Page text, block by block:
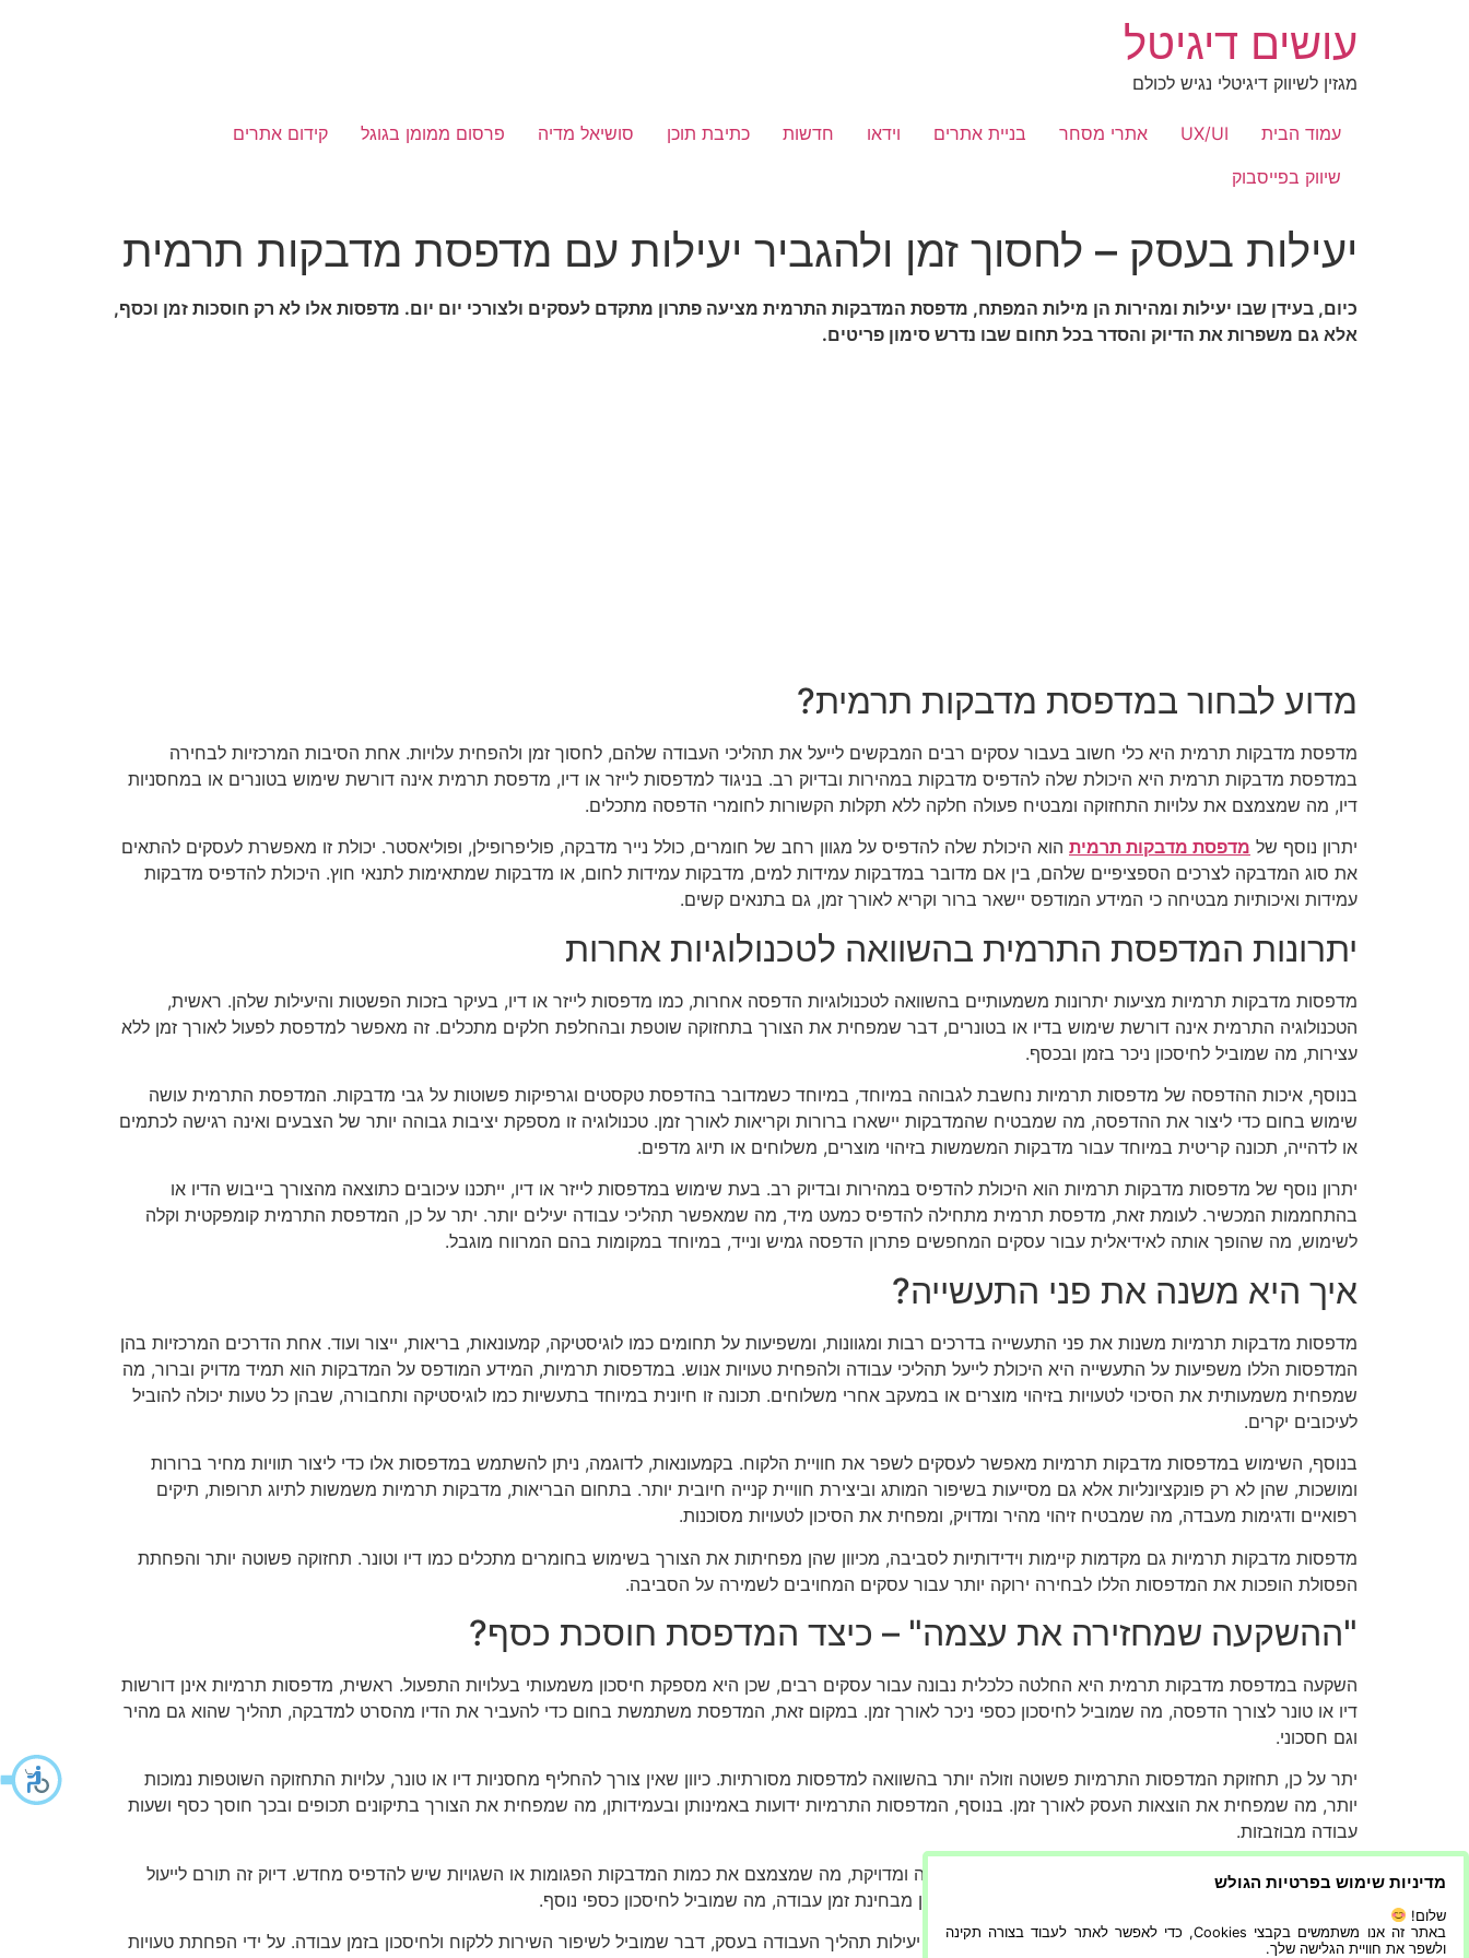
עושים דיגיטל
מגזין לשיווק דיגיטלי נגיש לכולם
עמוד הבית UX/UI אתרי מסחר בניית אתרים וידאו חדשות כתיבת תוכן סושיאל מדיה פרסום ממומן בגוגל
קידום אתרים
שיווק בפייסבוק
יעילות בעסק – לחסוך זמן ולהגביר יעילות עם מדפסת מדבקות תרמית
כיום, בעידן שבו יעילות ומהירות הן מילות המפתח, מדפסת המדבקות התרמית מציעה פתרון מתקדם לעסקים ולצורכי יום יום. מדפסות אלו לא רק חוסכות זמן וכסף,
אלא גם משפרות את הדיוק והסדר בכל תחום שבו נדרש סימון פריטים.
מדוע לבחור במדפסת מדבקות תרמית?
מדפסת מדבקות תרמית היא כלי חשוב בעבור עסקים רבים המבקשים לייעל את תהליכי העבודה שלהם, לחסוך זמן ולהפחית עלויות. אחת הסיבות המרכזיות לבחירה
במדפסת מדבקות תרמית היא היכולת שלה להדפיס מדבקות במהירות ובדיוק רב. בניגוד למדפסות לייזר או דיו, מדפסת תרמית אינה דורשת שימוש בטונרים או במחסניות
דיו, מה שמצמצם את עלויות התחזוקה ומבטיח פעולה חלקה ללא תקלות הקשורות לחומרי הדפסה מתכלים.
יתרון נוסף של מדפסת מדבקות תרמית הוא היכולת שלה להדפיס על מגוון רחב של חומרים, כולל נייר מדבקה, פוליפרופילן, ופוליאסטר. יכולת זו מאפשרת לעסקים להתאים
את סוג המדבקה לצרכים הספציפיים שלהם, בין אם מדובר במדבקות עמידות למים, מדבקות עמידות לחום, או מדבקות שמתאימות לתנאי חוץ. היכולת להדפיס מדבקות
עמידות ואיכותיות מבטיחה כי המידע המודפס יישאר ברור וקריא לאורך זמן, גם בתנאים קשים.
יתרונות המדפסת התרמית בהשוואה לטכנולוגיות אחרות
מדפסות מדבקות תרמיות מציעות יתרונות משמעותיים בהשוואה לטכנולוגיות הדפסה אחרות, כמו מדפסות לייזר או דיו, בעיקר בזכות הפשטות והיעילות שלהן. ראשית,
הטכנולוגיה התרמית אינה דורשת שימוש בדיו או בטונרים, דבר שמפחית את הצורך בתחזוקה שוטפת ובהחלפת חלקים מתכלים. זה מאפשר למדפסת לפעול לאורך זמן ללא
עצירות, מה שמוביל לחיסכון ניכר בזמן ובכסף.
בנוסף, איכות ההדפסה של מדפסות תרמיות נחשבת לגבוהה במיוחד, במיוחד כשמדובר בהדפסת טקסטים וגרפיקות פשוטות על גבי מדבקות. המדפסת התרמית עושה
שימוש בחום כדי ליצור את ההדפסה, מה שמבטיח שהמדבקות יישארו ברורות וקריאות לאורך זמן. טכנולוגיה זו מספקת יציבות גבוהה יותר של הצבעים ואינה רגישה לכתמים
או לדהייה, תכונה קריטית במיוחד עבור מדבקות המשמשות בזיהוי מוצרים, משלוחים או תיוג מדפים.
יתרון נוסף של מדפסות מדבקות תרמיות הוא היכולת להדפיס במהירות ובדיוק רב. בעת שימוש במדפסות לייזר או דיו, ייתכנו עיכובים כתוצאה מהצורך בייבוש הדיו או
בהתחממות המכשיר. לעומת זאת, מדפסת תרמית מתחילה להדפיס כמעט מיד, מה שמאפשר תהליכי עבודה יעילים יותר. יתר על כן, המדפסת התרמית קומפקטית וקלה
לשימוש, מה שהופך אותה לאידיאלית עבור עסקים המחפשים פתרון הדפסה גמיש ונייד, במיוחד במקומות בהם המרווח מוגבל.
איך היא משנה את פני התעשייה?
מדפסות מדבקות תרמיות משנות את פני התעשייה בדרכים רבות ומגוונות, ומשפיעות על תחומים כמו לוגיסטיקה, קמעונאות, בריאות, ייצור ועוד. אחת הדרכים המרכזיות בהן
המדפסות הללו משפיעות על התעשייה היא היכולת לייעל תהליכי עבודה ולהפחית טעויות אנוש. במדפסות תרמיות, המידע המודפס על המדבקות הוא תמיד מדויק וברור, מה
שמפחית משמעותית את הסיכוי לטעויות בזיהוי מוצרים או במעקב אחרי משלוחים. תכונה זו חיונית במיוחד בתעשיות כמו לוגיסטיקה ותחבורה, שבהן כל טעות יכולה להוביל
לעיכובים יקרים.
בנוסף, השימוש במדפסות מדבקות תרמיות מאפשר לעסקים לשפר את חוויית הלקוח. בקמעונאות, לדוגמה, ניתן להשתמש במדפסות אלו כדי ליצור תוויות מחיר ברורות
ומושכות, שהן לא רק פונקציונליות אלא גם מסייעות בשיפור המותג וביצירת חוויית קנייה חיובית יותר. בתחום הבריאות, מדבקות תרמיות משמשות לתיוג תרופות, תיקים
רפואיים ודגימות מעבדה, מה שמבטיח זיהוי מהיר ומדויק, ומפחית את הסיכון לטעויות מסוכנות.
מדפסות מדבקות תרמיות גם מקדמות קיימות וידידותיות לסביבה, מכיוון שהן מפחיתות את הצורך בשימוש בחומרים מתכלים כמו דיו וטונר. תחזוקה פשוטה יותר והפחתת
הפסולת הופכות את המדפסות הללו לבחירה ירוקה יותר עבור עסקים המחויבים לשמירה על הסביבה.
"ההשקעה שמחזירה את עצמה" – כיצד המדפסת חוסכת כסף?
השקעה במדפסת מדבקות תרמית היא החלטה כלכלית נבונה עבור עסקים רבים, שכן היא מספקת חיסכון משמעותי בעלויות התפעול. ראשית, מדפסות תרמיות אינן דורשות
דיו או טונר לצורך הדפסה, מה שמוביל לחיסכון כספי ניכר לאורך זמן. במקום זאת, המדפסת משתמשת בחום כדי להעביר את הדיו מהסרט למדבקה, תהליך שהוא גם מהיר
וגם חסכוני.
יתר על כן, תחזוקת המדפסות התרמיות פשוטה וזולה יותר בהשוואה למדפסות מסורתיות. כיוון שאין צורך להחליף מחסניות דיו או טונר, עלויות התחזוקה השוטפות נמוכות
יותר, מה שמפחית את הוצאות העסק לאורך זמן. בנוסף, המדפסות התרמיות ידועות באמינותן ובעמידותן, מה שמפחית את הצורך בתיקונים תכופים ובכך חוסך כסף ושעות
עבודה מבוזבזות.
חיסכון נוסף נובע מהאפשרות להדפיס מדבקות בצורה מהירה ומדויקת, מה שמצמצם את כמות המדבקות הפגומות או השגויות שיש להדפיס מחדש. דיוק זה תורם לייעול
תהליכי העבודה ומפחית את הפסולת, הן מבחינת חומרים והן מבחינת זמן עבודה, מה שמוביל לחיסכון כספי נוסף.
בנוסף, הדיוק והמהירות של המדפסת התרמית משפרים את יעילות תהליך העבודה בעסק, דבר שמוביל לשיפור השירות ללקוח ולחיסכון בזמן עבודה. על ידי הפחתת טעויות
מדיניות שימוש בפרטיות הגולש
שלום!
באתר זה אנו משתמשים בקבצי Cookies, כדי לאפשר לאתר לעבוד בצורה תקינה
ולשפר את חוויית הגלישה שלך.